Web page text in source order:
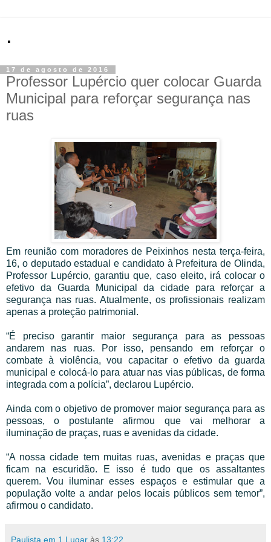
.
17 de agosto de 2016
Professor Lupércio quer colocar Guarda
Municipal para reforçar segurança nas
ruas
Em reunião com moradores de Peixinhos nesta terça-feira,
16, o deputado estadual e candidato à Prefeitura de Olinda,
Professor Lupércio, garantiu que, caso eleito, irá colocar o
efetivo da Guarda Municipal da cidade para reforçar a
segurança nas ruas. Atualmente, os profissionais realizam
apenas a proteção patrimonial.
“É preciso garantir maior segurança para as pessoas
andarem nas ruas. Por isso, pensando em reforçar o
combate à violência, vou capacitar o efetivo da guarda
municipal e colocá-lo para atuar nas vias públicas, de forma
integrada com a polícia”, declarou Lupércio.
Ainda com o objetivo de promover maior segurança para as
pessoas, o postulante afirmou que vai melhorar a
iluminação de praças, ruas e avenidas da cidade.
“A nossa cidade tem muitas ruas, avenidas e praças que
ficam na escuridão. E isso é tudo que os assaltantes
querem. Vou iluminar esses espaços e estimular que a
população volte a andar pelos locais públicos sem temor”,
afirmou o candidato.
Paulista em 1 Lugar às 13:22